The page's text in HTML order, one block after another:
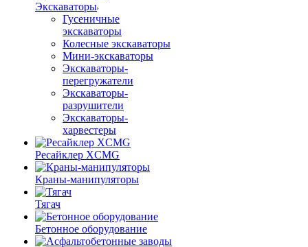
Экскаваторы
Гусеничные
экскаваторы
Колесные экскаваторы
Мини-экскаваторы
Экскаваторы-
перегружатели
Экскаваторы-
разрушители
Экскаваторы-
харвестеры
Ресайклер XCMG
Краны-манипуляторы
Тягач
Бетонное оборудование